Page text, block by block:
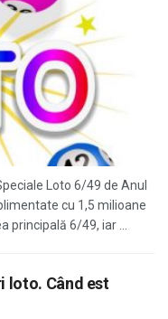
Loto 6/49 de Anul
cu 1,5 milioane
principală 6/49, iar ...
loto. Când est